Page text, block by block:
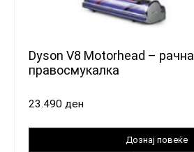
Dyson V8 Motorhead – рачна
правосмукалка
23.490 ден